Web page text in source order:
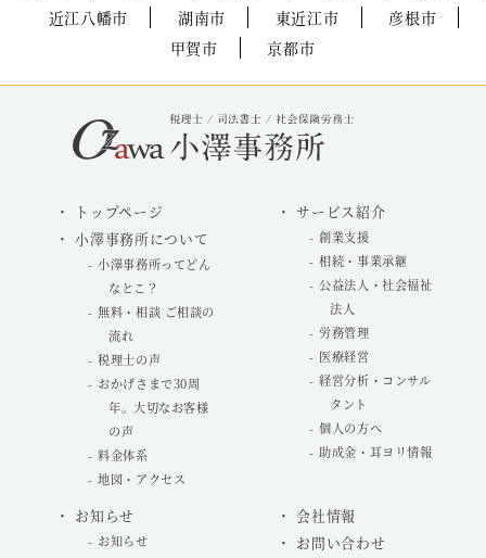
近江八幡市
湖南市 東近江市
彦根市
甲賀市
京都市
トップページ
小澤事務所について
小澤事務所ってどん
なとこ？
無料・相談 ご相談の
流れ
税理士の声
おかげさまで30周
年。大切なお客様
の声
料金体系
地図・アクセス
サービス紹介
創業支援
相続・事業承継
公益法人・社会福祉
法人
労務管理
医療経営
経営分析・コンサル
タント
個人の方へ
助成金・耳ヨリ情報
お知らせ
お知らせ
会社情報
お問い合わせ